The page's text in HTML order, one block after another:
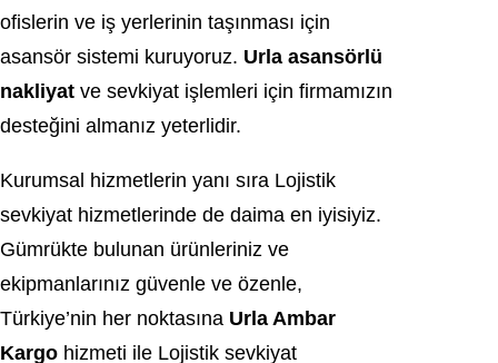
ofislerin ve iş yerlerinin taşınması için
asansör sistemi kuruyoruz. Urla asansörlü
nakliyat ve sevkiyat işlemleri için firmamızın
desteğini almanız yeterlidir.
Kurumsal hizmetlerin yanı sıra Lojistik
sevkiyat hizmetlerinde de daima en iyisiyiz.
Gümrükte bulunan ürünleriniz ve
ekipmanlarınız güvenle ve özenle,
Türkiye’nin her noktasına Urla Ambar
Kargo hizmeti ile Lojistik sevkiyat